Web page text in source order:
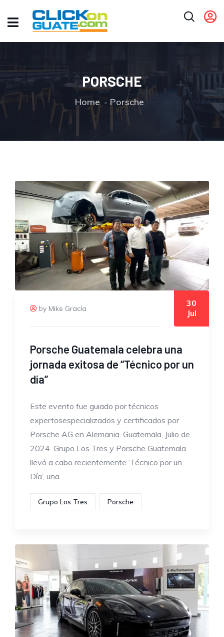
PORSCHE
Home Porsche
by Mike Gracía
30
Jul
Porsche Guatemala celebra una
jornada exitosa de “Técnico por un
día”
Este evento fue guiado por técnicos
expertosespecializados y certificados por
Porsche AG en Alemania. Guatemala, Julio de
2024. Grupo Los Tres y Porsche Guatemala
llevó a cabo recientemente ‘Técnico por un
Día’, una
Grupo Los Tres Porsche